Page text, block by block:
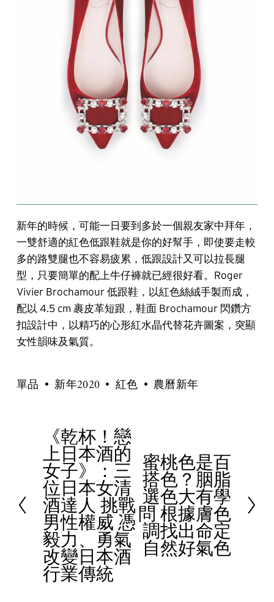
新年的時候，可能一日要到多於一個親友家中拜年，
一雙舒適的紅色低跟鞋就是你的好幫手，即使要走較
多的路雙腿也不容易疲累，低跟設計又可以拉長腿
型，只要簡單的配上牛仔褲就已經很好看。Roger
Vivier Brochamour 低跟鞋，以紅色絲絨手製而成，
配以 4.5 cm 裹皮革短跟，鞋面 Brochamour 閃鑽方
扣設計中，以精巧的心形紅水晶代替花卉圖案，突顯
女性韻味及氣質。
單品 新年2020 紅色 農曆新年
e
v
i
o
u
s
《乾杯！戀
上日本酒的
女子》：三
位日本女清
酒達人 挑戰
男性權威 憑
毅力、勇氣
改變日本酒
行業傳統
N
t
蜜桃色是百
搭色？胭脂
選色大有學
問 根據膚色
調找出命定
自然好氣色